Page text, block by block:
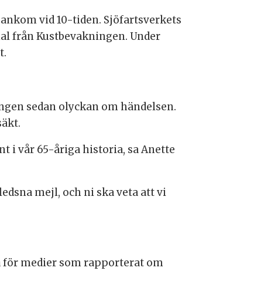
vid 10-tiden. Sjöfartsverkets
från Kustbevakningen. Under
sedan olyckan om händelsen.
i vår 65-åriga historia, sa Anette
mejl, och ni ska veta att vi
medier som rapporterat om